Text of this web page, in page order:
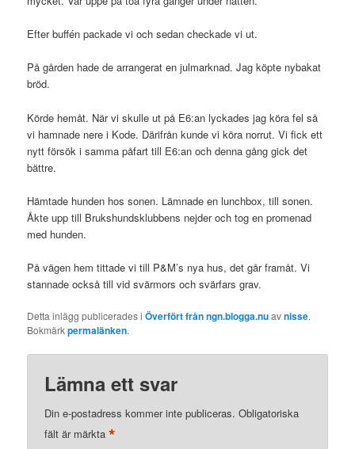
Efter buffén packade vi och sedan checkade vi ut.
På gården hade de arrangerat en julmarknad. Jag köpte nybakat
bröd.
Körde hemåt. När vi skulle ut på E6:an lyckades jag köra fel så
vi hamnade nere i Kode. Därifrån kunde vi köra norrut. Vi fick ett
nytt försök i samma påfart till E6:an och denna gång gick det
bättre.
Hämtade hunden hos sonen. Lämnade en lunchbox, till sonen.
Åkte upp till Brukshundsklubbens nejder och tog en promenad
med hunden.
På vägen hem tittade vi till P&M’s nya hus, det går framåt. Vi
stannade också till vid svärmors och svärfars grav.
Detta inlägg publicerades iÖverfört från ngn.blogga.nuavnisse.
Bokmärkpermalänken.
Lämna ett svar
Din e-postadress kommer inte publiceras. Obligatoriska
fält är märkta*